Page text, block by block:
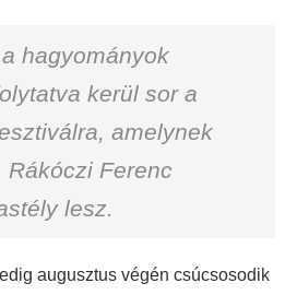
hagyományok
kerül sor a
amelynek
Ferenc
lesz.
augusztus végén csúcsosodik